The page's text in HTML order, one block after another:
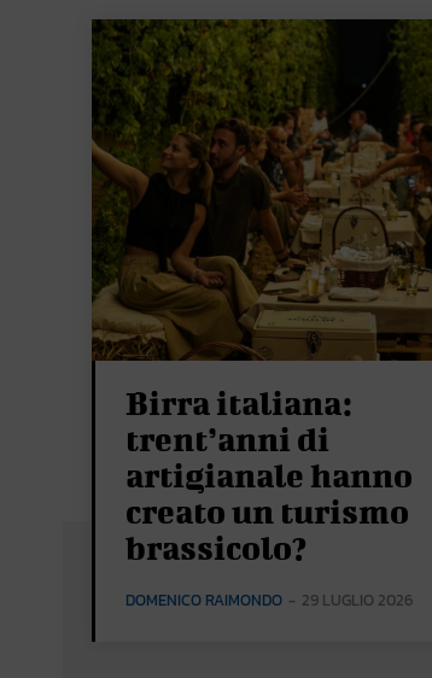
Birra italiana:
trent’anni di
artigianale hanno
creato un turismo
brassicolo?
DOMENICO RAIMONDO - 29 LUGLIO 2026